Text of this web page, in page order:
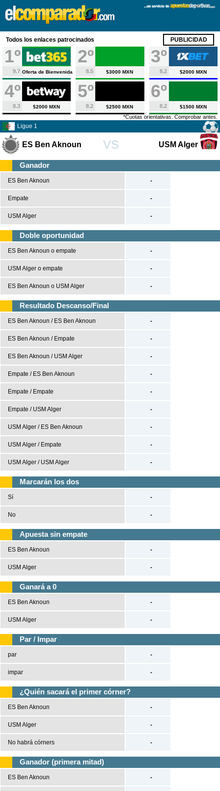
Todos los enlaces patrocinados PUBLICIDAD
1º
9.7 Oferta de Bienvenida
2º
8.5 $3000 MXN
3º
8.2 $2000 MXN
4º
8.3 $2000 MXN
5º
8.2 $2500 MXN
6º
8.2 $1500 MXN
*Cuotas orientativas. Comprobar antes.
Ligue 1
ES Ben Aknoun VS USM Alger
Ganador
ES Ben Aknoun
Empate
USM Alger
-
-
-
Doble oportunidad
ES Ben Aknoun o empate
USM Alger o empate
ES Ben Aknoun o USM Alger
-
-
-
Resultado Descanso/Final
ES Ben Aknoun / ES Ben Aknoun
ES Ben Aknoun / Empate
ES Ben Aknoun / USM Alger
Empate / ES Ben Aknoun
Empate / Empate
Empate / USM Alger
USM Alger / ES Ben Aknoun
USM Alger / Empate
USM Alger / USM Alger
-
-
-
-
-
-
-
-
-
Marcarán los dos
Sí
No
-
-
Apuesta sin empate
ES Ben Aknoun
USM Alger
-
-
Ganará a 0
ES Ben Aknoun
USM Alger
-
-
Par / Impar
par
impar
-
-
¿Quién sacará el primer córner?
ES Ben Aknoun
USM Alger
No habrá córners
-
-
-
Ganador (primera mitad)
ES Ben Aknoun -
X
Fútbol
México
Liga MX
Liga Desarrollo
América
Copa Libertadores
Copa Sudamericana
MSL
Serie A
Liga Profesional
Categoría Primera A
Europa
Primera División
Premier League
Bundesliga
Champions League
Europa League
Baloncesto
España
LEB
NBA
Europa
Euroliga
Eurocup
Tenis
Béisbol
Casas de Apuestas
Versión clásica